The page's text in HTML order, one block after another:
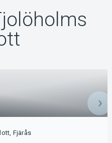
Fjärås